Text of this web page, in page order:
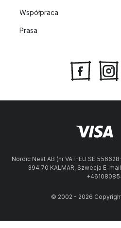
Współpraca
Prasa
Nordic Nest AB (nr VAT-EU SE
394 70 KALMAR, Szwecja E-
© 2002 - 2026